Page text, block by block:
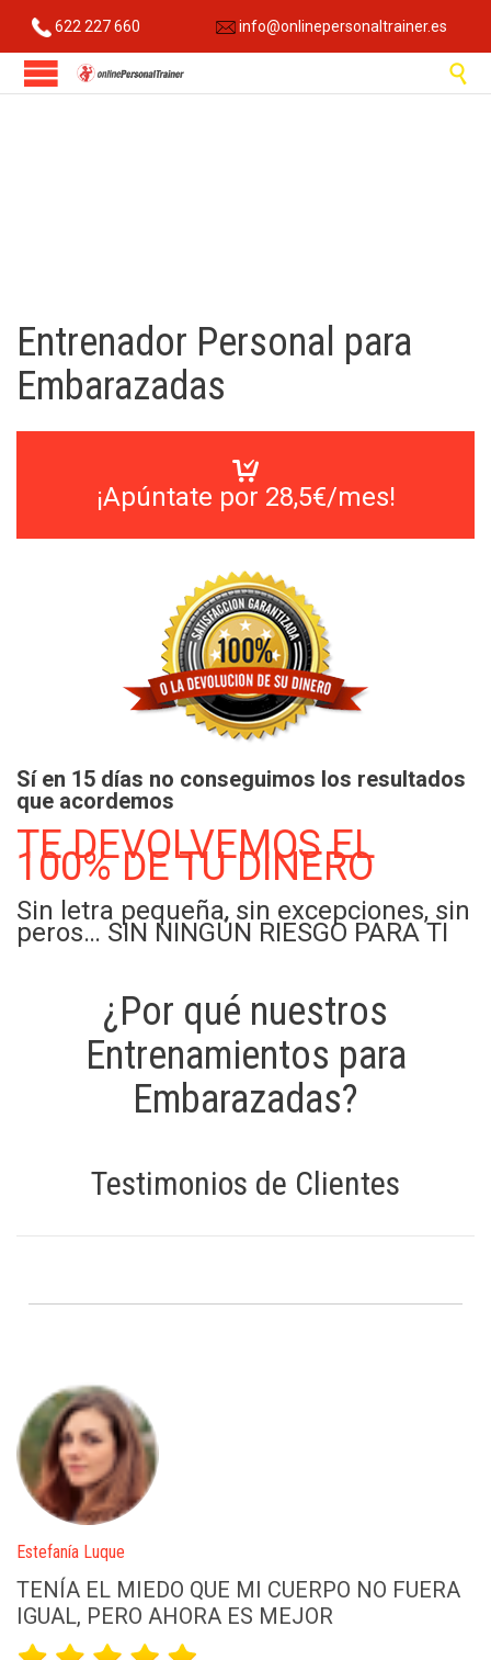
622 227 660 info@onlinepersonaltrainer.es

Entrenador Personal para
Embarazadas

¡Apúntate por 28,5€/mes!
Sí en 15 días no conseguimos los resultados
que acordemos
TE DEVOLVEMOS EL
100% DE TU DINERO
Sin letra pequeña, sin excepciones, sin
peros… SIN NINGÚN RIESGO PARA TI
¿Por qué nuestros
Entrenamientos para
Embarazadas?
Testimonios de Clientes
Micaela Alcántara
NO QUERÍA PONER EN RIESGO MI SALUD
HACIÉNDOLO POR MI CUENTA